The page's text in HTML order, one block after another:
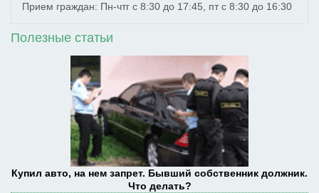
Прием граждан: Пн-чтг с 8:30 до 17:45, пт с 8:30 до 16:30
Полезные статьи
Купил авто, на нем запрет. Бывший собственник должник.
Что делать?